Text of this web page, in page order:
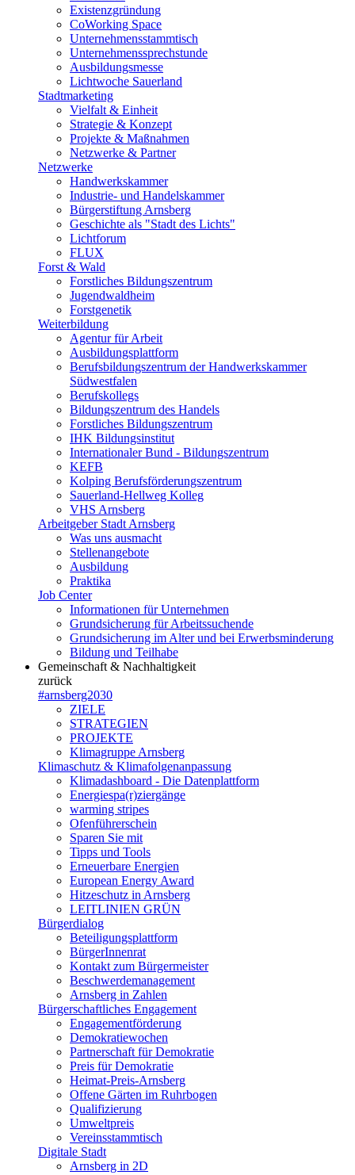
Existenzgründung
CoWorking Space
Unternehmensstammtisch
Unternehmenssprechstunde
Ausbildungsmesse
Lichtwoche Sauerland
Stadtmarketing
Vielfalt & Einheit
Strategie & Konzept
Projekte & Maßnahmen
Netzwerke & Partner
Netzwerke
Handwerkskammer
Industrie- und Handelskammer
Bürgerstiftung Arnsberg
Geschichte als "Stadt des Lichts"
Lichtforum
FLUX
Forst & Wald
Forstliches Bildungszentrum
Jugendwaldheim
Forstgenetik
Weiterbildung
Agentur für Arbeit
Ausbildungsplattform
Berufsbildungszentrum der Handwerkskammer
Südwestfalen
Berufskollegs
Bildungszentrum des Handels
Forstliches Bildungszentrum
IHK Bildungsinstitut
Internationaler Bund - Bildungszentrum
KEFB
Kolping Berufsförderungszentrum
Sauerland-Hellweg Kolleg
VHS Arnsberg
Arbeitgeber Stadt Arnsberg
Was uns ausmacht
Stellenangebote
Ausbildung
Praktika
Job Center
Informationen für Unternehmen
Grundsicherung für Arbeitssuchende
Grundsicherung im Alter und bei Erwerbsminderung
Bildung und Teilhabe
Gemeinschaft & Nachhaltigkeit
zurück
#arnsberg2030
ZIELE
STRATEGIEN
PROJEKTE
Klimagruppe Arnsberg
Klimaschutz & Klimafolgenanpassung
Klimadashboard - Die Datenplattform
Energiespa(r)ziergänge
warming stripes
Ofenführerschein
Sparen Sie mit
Tipps und Tools
Erneuerbare Energien
European Energy Award
Hitzeschutz in Arnsberg
LEITLINIEN GRÜN
Bürgerdialog
Beteiligungsplattform
BürgerInnenrat
Kontakt zum Bürgermeister
Beschwerdemanagement
Arnsberg in Zahlen
Bürgerschaftliches Engagement
Engagementförderung
Demokratiewochen
Partnerschaft für Demokratie
Preis für Demokratie
Heimat-Preis-Arnsberg
Offene Gärten im Ruhrbogen
Qualifizierung
Umweltpreis
Vereinsstammtisch
Digitale Stadt
Arnsberg in 2D